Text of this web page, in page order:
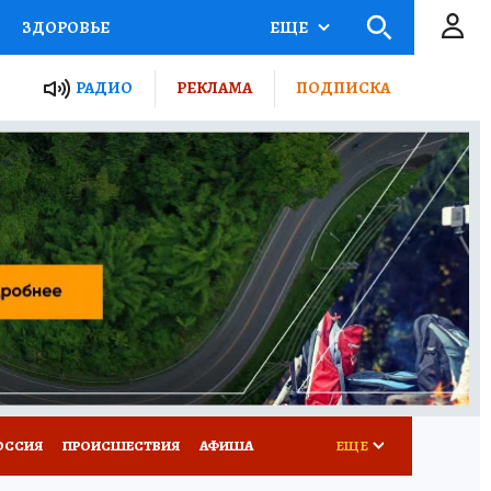
ЗДОРОВЬЕ
РОССИИ
ПУТЕВОДИТЕЛЬ
ТУРИЗМ
ПОТРЕБИТЕЛЯ ВСЕ О КП
ЕЩЕ
РАДИО РЕКЛАМА ПОДПИСКА
ПРОИСШЕСТВИЯ АФИША ЕЩЕ